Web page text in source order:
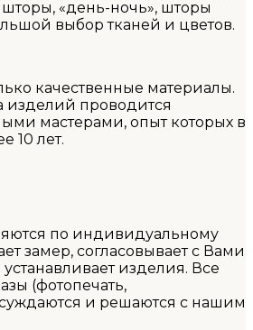
«день-ночь», шторы
выбор тканей и цветов.
качественные материалы.
изделий проводится
мастерами, опыт которых в
10 лет.
по индивидуальному
замер, согласовывает с Вами
изделия. Все
(фотопечать,
и решаются с нашим